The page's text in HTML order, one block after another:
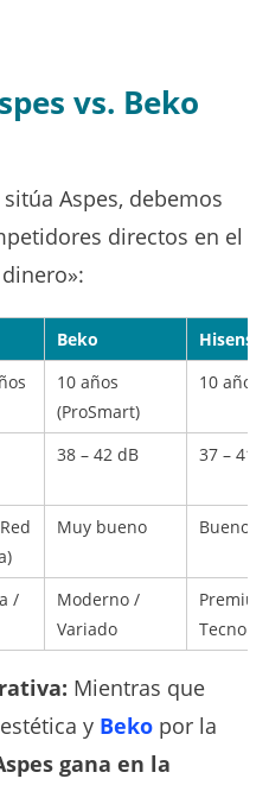
vs. Beko
Aspes, debemos
directos en el
Beko
Hisense
10 años
(ProSmart)
10 años
38 – 42 dB 37 – 41
Muy bueno Bueno
/
Moderno /
Variado
Mientras que
y Bekopor la
gana en la